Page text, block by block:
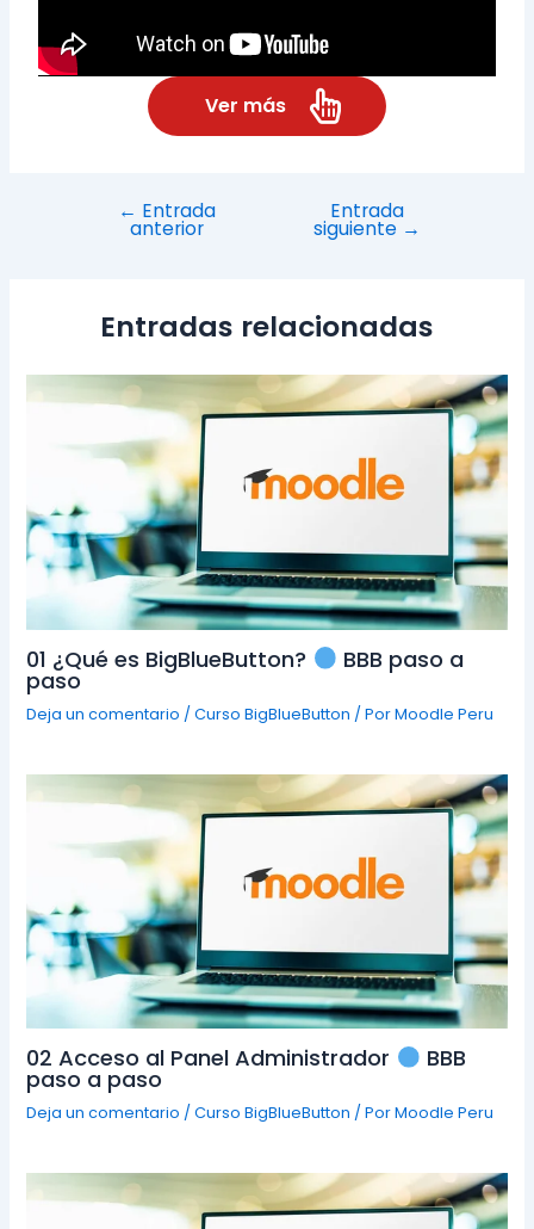
Ver más
← Entrada
anterior
Entrada
siguiente →
Entradas relacionadas
01 ¿Qué es BigBlueButton? BBB paso a
paso
Deja un comentario /Curso BigBlueButton / PorMoodle Peru
02 Acceso al Panel Administrador BBB
paso a paso
Deja un comentario /Curso BigBlueButton / PorMoodle Peru